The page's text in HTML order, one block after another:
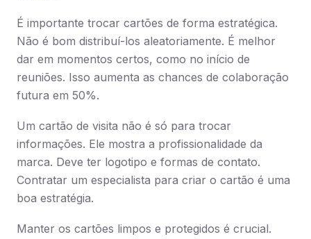
É importante trocar cartões de forma estratégica.
Não é bom distribuí-los aleatoriamente. É melhor
dar em momentos certos, como no início de
reuniões. Isso aumenta as chances de colaboração
futura em 50%.
Um cartão de visita não é só para trocar
informações. Ele mostra a profissionalidade da
marca. Deve ter logotipo e formas de contato.
Contratar um especialista para criar o cartão é uma
boa estratégia.
Manter os cartões limpos e protegidos é crucial.